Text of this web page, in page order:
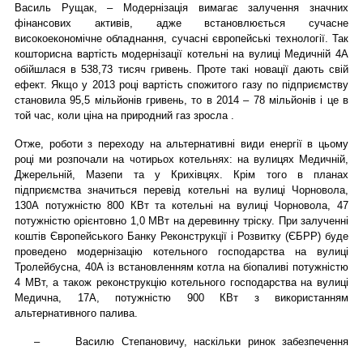
Василь Рущак, – Модернізація вимагає залучення значних
фінансових активів, адже встановлюється сучасне
високоекономічне обладнання, сучасні європейські технології. Так
кошторисна вартість модернізації котельні на вулиці Медичній 4А
обійшлася в 538,73 тисяч гривень. Проте такі новації дають свій
ефект. Якщо у 2013 році вартість спожитого газу по підприємству
становила 95,5 мільйонів гривень, то в 2014 – 78 мільйонів і це в
той час, коли ціна на природний газ зросла .
Отже, роботи з переходу на альтернативні види енергії в цьому
році ми розпочали на чотирьох котельнях: на вулицях Медичній,
Джерельній, Мазепи та у Крихівцях. Крім того в планах
підприємства значиться перевід котельні на вулиці Чорновола,
130А потужністю 800 КВт та котельні на вулиці Чорновола, 47
потужністю орієнтовно 1,0 МВт на деревинну тріску. При залученні
коштів Європейського Банку Реконструкції і Розвитку (ЄБРР) буде
проведено модернізацію котельного господарства на вулиці
Тролейбусна, 40А із встановленням котла на біопаливі потужністю
4 МВт, а також реконструкцію котельного господарства на вулиці
Медична, 17А, потужністю 900 КВт з використанням
альтернативного палива.
–
Василю Степановичу, наскільки ринок забезпечення